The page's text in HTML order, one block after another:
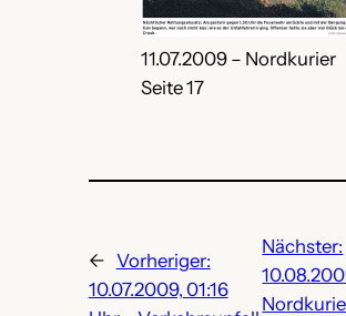
11.07.2009 – Nordkurier
Seite 17
← Vorheriger:
10.07.2009, 01:16
Nächster: